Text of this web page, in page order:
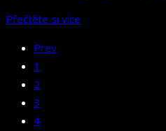
Přečtěte si více
Prev
1
2
3
4